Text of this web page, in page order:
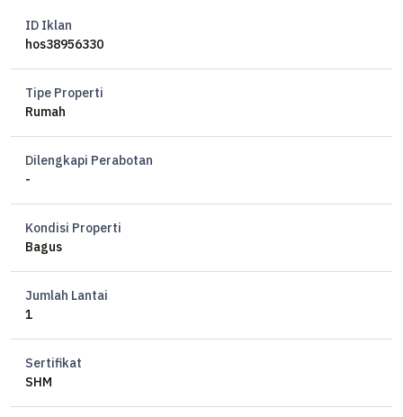
ID Iklan
hos38956330
Tipe Properti
Rumah
Dilengkapi Perabotan
-
Kondisi Properti
Bagus
Jumlah Lantai
1
Sertifikat
SHM